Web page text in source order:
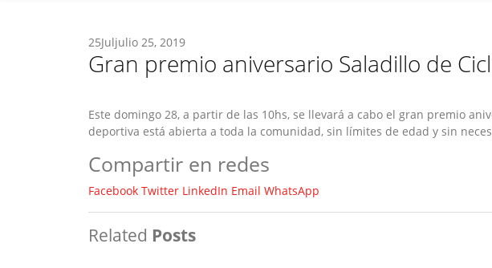
25Juljulio 25, 2019
Gran premio aniversario Saladillo de
Este domingo 28, a partir de las 10hs, se llevará a cabo el gran premio
deportiva está abierta a toda la comunidad, sin límites de edad y sin
Compartir en redes
Facebook Twitter LinkedIn Email WhatsApp
Related Posts